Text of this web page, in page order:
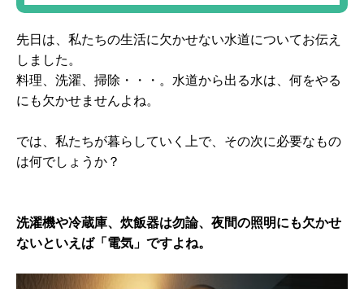
先日は、私たちの生活に欠かせない水道についてお伝え
しました。
料理、洗濯、掃除・・・。水道から出る水は、何をやる
にも欠かせませんよね。
では、私たちが暮らしていく上で、その次に必要なもの
は何でしょうか？
洗濯機や冷蔵庫、炊飯器は勿論、夜間の照明にも欠かせ
ないといえば「電気」ですよね。